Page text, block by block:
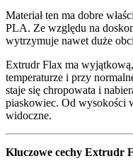
Materiał ten ma dobre
PLA. Ze względu na
wytrzymuje nawet duże
Extrudr Flax ma
temperaturze i przy
staje się chropowata i
piaskowiec. Od wysokości
widoczne.
Kluczowe cechy Extrudr